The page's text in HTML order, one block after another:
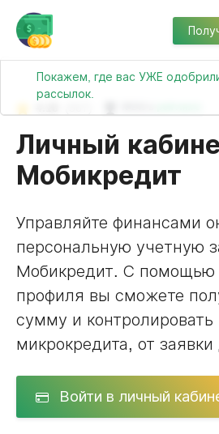
Покажем, где вас УЖЕ
рассылок.
Личный
Мобикредит
Управляйте финансами
персональную учетную
Мобикредит. С помощью
профиля вы сможете
сумму и контролировать
микрокредита, от
Войти в личный